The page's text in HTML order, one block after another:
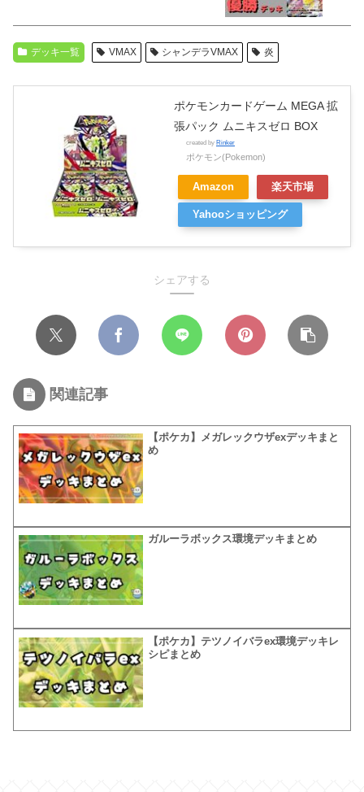
デッキ一覧 VMAX シャンデラVMAX 炎
ポケモンカードゲーム MEGA 拡
張パック ムニキスゼロ BOX
created by Rinker
ポケモン(Pokemon)
Amazon 楽天市場
Yahooショッピング
シェアする
関連記事
【ポケカ】メガレックウザexデッキまと
め
ガルーラボックス環境デッキまとめ
【ポケカ】テツノイバラex環境デッキレ
シピまとめ